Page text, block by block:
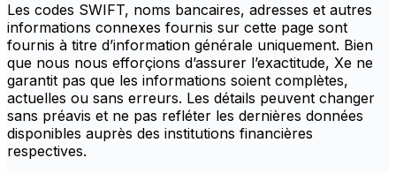
Les codes SWIFT, noms bancaires, adresses et autres
informations connexes fournis sur cette page sont
fournis à titre d’information générale uniquement. Bien
que nous nous efforçions d’assurer l’exactitude, Xe ne
garantit pas que les informations soient complètes,
actuelles ou sans erreurs. Les détails peuvent changer
sans préavis et ne pas refléter les dernières données
disponibles auprès des institutions financières
respectives.